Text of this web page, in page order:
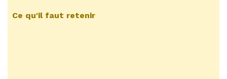
Ce qu'il faut retenir